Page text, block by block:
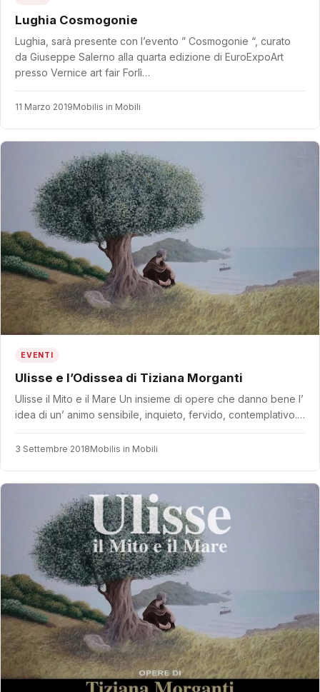
Lughia Cosmogonie
Lughia, sarà presente con l’evento ” Cosmogonie “, curato
da Giuseppe Salerno alla quarta edizione di EuroExpoArt
presso Vernice art fair Forlì…
11 Marzo 2019Mobilis in Mobili
EVENTI
Ulisse e l’Odissea di Tiziana Morganti
Ulisse il Mito e il Mare Un insieme di opere che danno bene l’
idea di un’ animo sensibile, inquieto, fervido, contemplativo.…
3 Settembre 2018Mobilis in Mobili